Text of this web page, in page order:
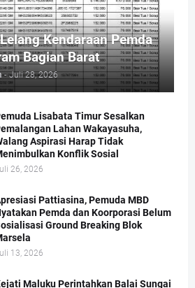
Kendaraan Pemda
Bagian Barat
- Juli 28, 2026
Lisabata Timur Sesalkan
Lahan Wakayasuha,
Aspirasi Harap Tidak
Konflik Sosial
26, 2026
Pattiasina, Pemuda MBD
Pemda dan Koorporasi Belum
Ground Breaking Blok
13, 2026
Maluku Perintahkan Balai Sungai